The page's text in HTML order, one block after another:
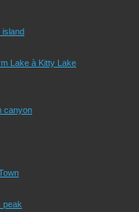
island
Lake à Kitty Lake
canyon
peak